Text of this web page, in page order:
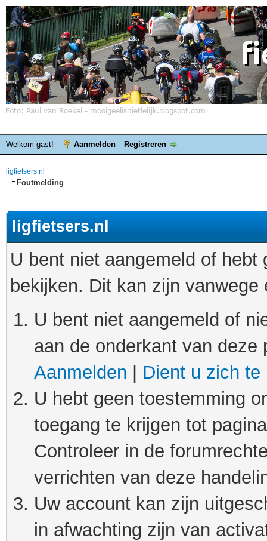
Welkom gast! Aanmelden Registreren
ligfietsers.nl
Foutmelding
ligfietsers.nl
U bent niet aangemeld of
bekijken. Dit kan zijn
U bent niet aangemeld of
aan de onderkant van
Aanmelden
Dient u zich te
U hebt geen toestemming
toegang te krijgen tot
Controleer in de
verrichten van deze
Uw account kan zijn
in afwachting zijn van